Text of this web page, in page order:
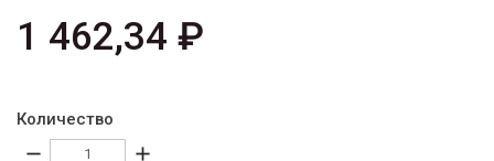
1 462,34 ₽
Количество
remove add